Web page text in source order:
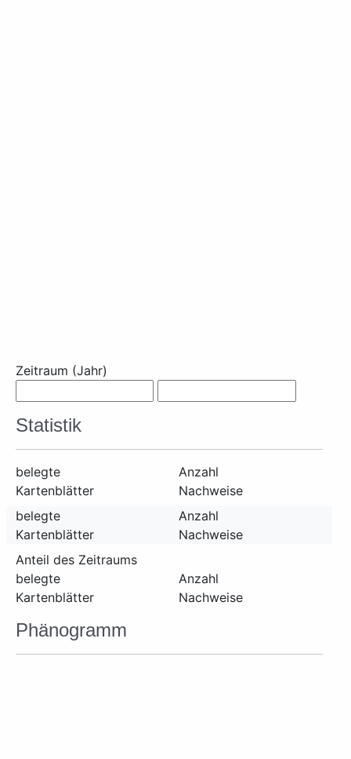
Zeitraum (Jahr)
Statistik
belegte
Kartenblätter
Anzahl
Nachweise
belegte
Kartenblätter
Anzahl
Nachweise
Anteil des Zeitraums
belegte
Kartenblätter
Anzahl
Nachweise
Phänogramm